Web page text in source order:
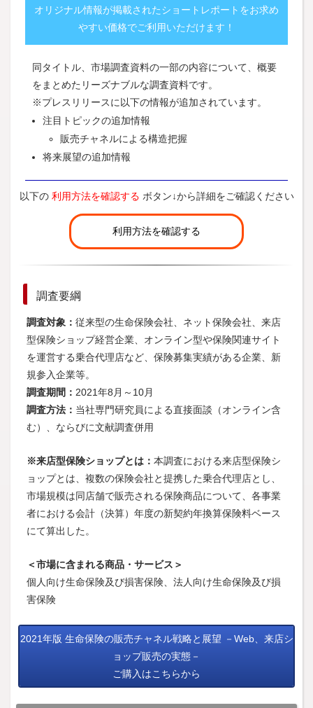
オリジナル情報が掲載されたショートレポートをお求め
やすい価格でご利用いただけます！
同タイトル、市場調査資料の一部の内容について、概要
をまとめたリーズナブルな調査資料です。
※プレスリリースに以下の情報が追加されています。
注目トピックの追加情報
販売チャネルによる構造把握
将来展望の追加情報
以下の 利用方法を確認する ボタン↓から詳細をご確認ください
利用方法を確認する
調査要綱
調査対象： 従来型の生命保険会社、ネット保険会社、来店
型保険ショップ経営企業、オンライン型や保険関連サイト
を運営する乗合代理店など、保険募集実績がある企業、新
規参入企業等。
調査期間： 2021年8月～10月
調査方法： 当社専門研究員による直接面談（オンライン含
む）、ならびに文献調査併用
※来店型保険ショップとは： 本調査における来店型保険シ
ョップとは、複数の保険会社と提携した乗合代理店とし、
市場規模は同店舗で販売される保険商品について、各事業
者における会計（決算）年度の新契約年換算保険料ベース
にて算出した。
＜市場に含まれる商品・サービス＞
個人向け生命保険及び損害保険、法人向け生命保険及び損
害保険
2021年版 生命保険の販売チャネル戦略と展望 －Web、来店シ
ョップ販売の実態－
ご購入はこちらから